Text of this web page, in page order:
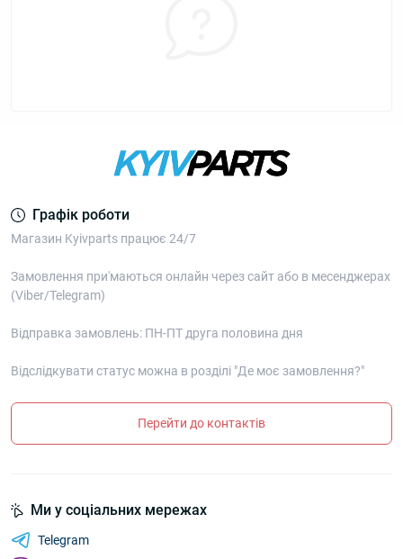
Графік роботи
Магазин Kyivparts працює 24/7
Замовлення при'маються онлайн через сайт або в месенджерах
(Viber/Telegram)
Відправка замовлень: ПН-ПТ друга половина дня
Відслідкувати статус можна в розділі "Де моє замовлення?"
Перейти до контактів
Ми у соціальних мережах
Telegram